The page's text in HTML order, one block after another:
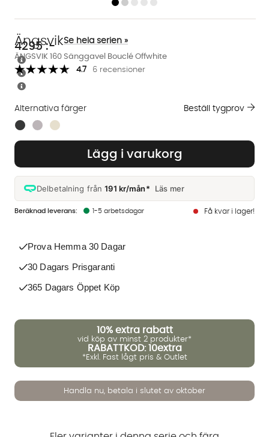
ÄNGSVIK 160 Sänggavel Bouclé Offwhite
ÄngsvikSe hela serien »
4.7 6 recensioner
4295:-
Lägg i varukorg
Delbetalning från191 kr/mån* Läs mer
1-5 arbetsdagar Få kvar i lager!
Alternativa färger
Finns även i dessa färger:
Beställ tygprov
Prova Hemma 30 Dagar
30 Dagars Prisgaranti
365 Dagars Öppet Köp
10% extra rabatt
vid köp av minst 2 produkter*
RABATTKOD: 10extra
*Exkl. Fast lågt pris & Outlet
Handla nu, betala i slutet av oktober